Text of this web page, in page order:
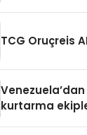
TCG Oruçreis
kurtarma